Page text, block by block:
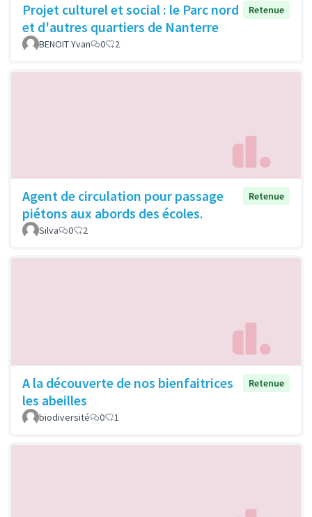
Projet culturel et social : le Parc nord
et d'autres quartiers de Nanterre
Retenue
BENOIT Yvan 0 2
Agent de circulation pour passage
piétons aux abords des écoles.
Retenue
Silva 0 2
A la découverte de nos bienfaitrices
les abeilles
Retenue
biodiversité 0 1